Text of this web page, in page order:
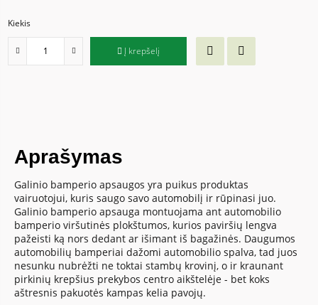
Kiekis
Į krepšelį
Aprašymas
Galinio bamperio apsaugos yra puikus produktas
vairuotojui, kuris saugo savo automobilį ir rūpinasi juo.
Galinio bamperio apsauga montuojama ant automobilio
bamperio viršutinės plokštumos, kurios paviršių lengva
pažeisti ką nors dedant ar išimant iš bagažinės. Daugumos
automobilių bamperiai dažomi automobilio spalva, tad juos
nesunku nubrėžti ne toktai stambų krovinį, o ir kraunant
pirkinių krepšius prekybos centro aikštelėje - bet koks
aštresnis pakuotės kampas kelia pavojų.